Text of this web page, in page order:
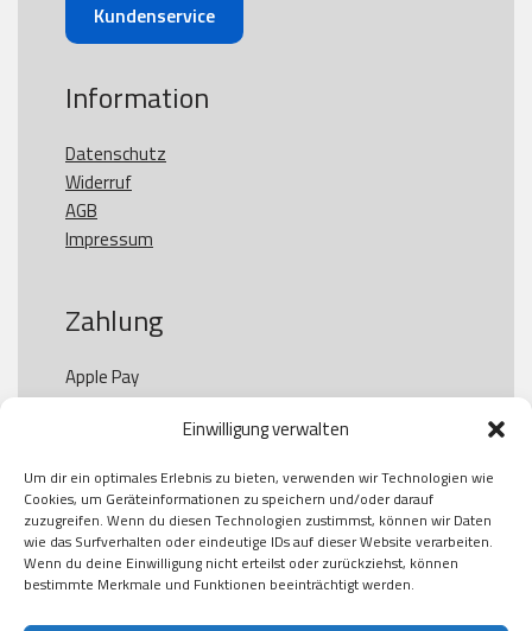
Einwilligung verwalten
Um dir ein optimales Erlebnis zu bieten, verwenden wir Technologien wie
Cookies, um Geräteinformationen zu speichern und/oder darauf
zuzugreifen. Wenn du diesen Technologien zustimmst, können wir Daten
wie das Surfverhalten oder eindeutige IDs auf dieser Website verarbeiten.
Wenn du deine Einwilligung nicht erteilst oder zurückziehst, können
bestimmte Merkmale und Funktionen beeinträchtigt werden.
Kundenservice
Information
Datenschutz
Widerruf
AGB
Impressum
Zahlung
Apple Pay
Paypal
Kauf auf Rechung
Klarna
American Express